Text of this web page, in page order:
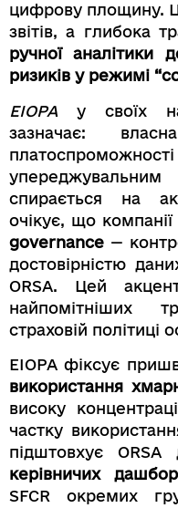
цифрову площину.
звітів, а глибока
ручної аналітики
ризиків у режимі
EIOPA у своїх
зазначає:
спирається на
очікує, що
governance —
достовірністю
ORSA. Цей
найпомітніших
страховій політиці
EIOPA фіксує
використання
високу
частку
підштовхує
керівничих
SFCR окремих